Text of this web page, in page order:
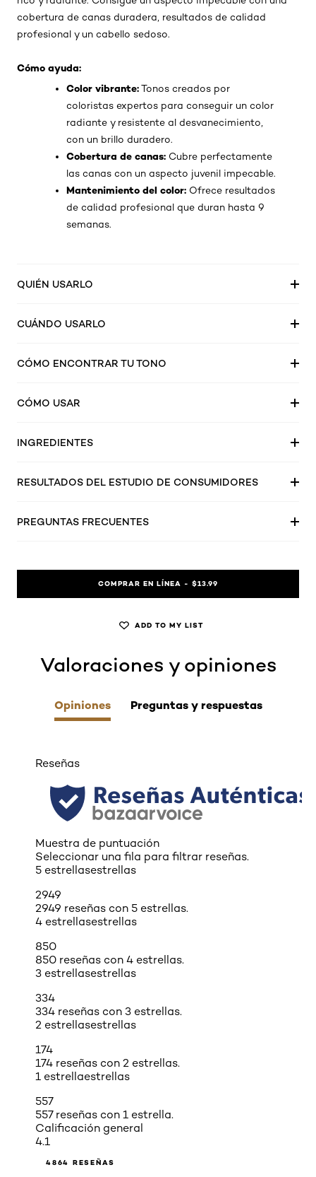
cobertura de canas duradera, resultados de calidad
profesional y un cabello sedoso.
Cómo ayuda:
Color vibrante:Tonos creados por
coloristas expertos para conseguir un color
radiante y resistente al desvanecimiento,
con un brillo duradero.
Cobertura de canas: Cubre perfectamente
las canas con un aspecto juvenil impecable.
Mantenimiento del color: Ofrece resultados
de calidad profesional que duran hasta 9
semanas.
QUIÉN USARLO
CUÁNDO USARLO
CÓMO ENCONTRAR TU TONO
CÓMO USAR
INGREDIENTES
RESULTADOS DEL ESTUDIO DE CONSUMIDORES
PREGUNTAS FRECUENTES
COMPRAR EN LÍNEA - $13.99
ADD TO MY LIST
skip tab component
Valoraciones y opiniones
Opiniones Preguntas y respuestas
Reseñas
Muestra de puntuación
Seleccionar una fila para filtrar reseñas.
5 estrellasestrellas
2949
2949 reseñas con 5 estrellas.
4 estrellasestrellas
850
850 reseñas con 4 estrellas.
3 estrellasestrellas
334
334 reseñas con 3 estrellas.
2 estrellasestrellas
174
174 reseñas con 2 estrellas.
1 estrellaestrellas
557
557 reseñas con 1 estrella.
Calificación general
4.1
4864 RESEÑAS